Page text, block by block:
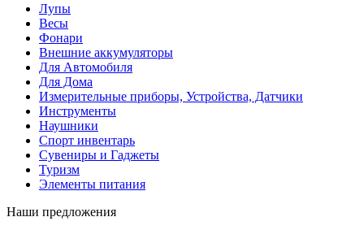
Лупы
Весы
Фонари
Внешние аккумуляторы
Для Автомобиля
Для Дома
Измерительные приборы, Устройства, Датчики
Инструменты
Наушники
Спорт инвентарь
Сувениры и Гаджеты
Туризм
Элементы питания
Наши предложения